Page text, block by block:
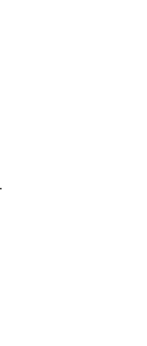
.